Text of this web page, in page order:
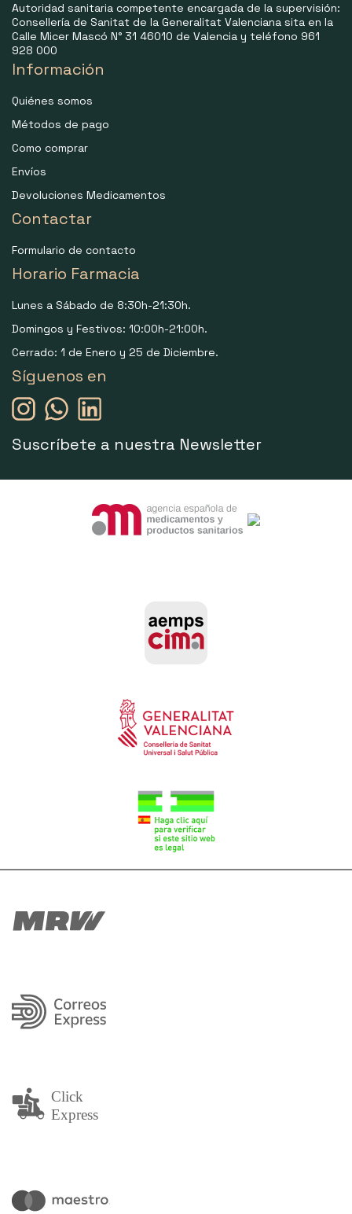
Autoridad sanitaria competente encargada de la supervisión:
Consellería de Sanitat de la Generalitat Valenciana sita en la
Calle Micer Mascó N° 31 46010 de Valencia y teléfono 961
928 000
Información
Quiénes somos
Métodos de pago
Como comprar
Envíos
Devoluciones Medicamentos
Contactar
Formulario de contacto
Horario Farmacia
Lunes a Sábado de 8:30h-21:30h.
Domingos y Festivos: 10:00h-21:00h.
Cerrado: 1 de Enero y 25 de Diciembre.
Síguenos en
Suscríbete a nuestra Newsletter